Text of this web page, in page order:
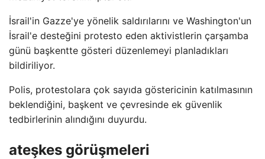
İsrail'in Gazze'ye yönelik saldırılarını ve Washington'un
İsrail'e desteğini protesto eden aktivistlerin çarşamba
günü başkentte gösteri düzenlemeyi planladıkları
bildiriliyor.
Polis, protestolara çok sayıda göstericinin katılmasının
beklendiğini, başkent ve çevresinde ek güvenlik
tedbirlerinin alındığını duyurdu.
ateşkes görüşmeleri